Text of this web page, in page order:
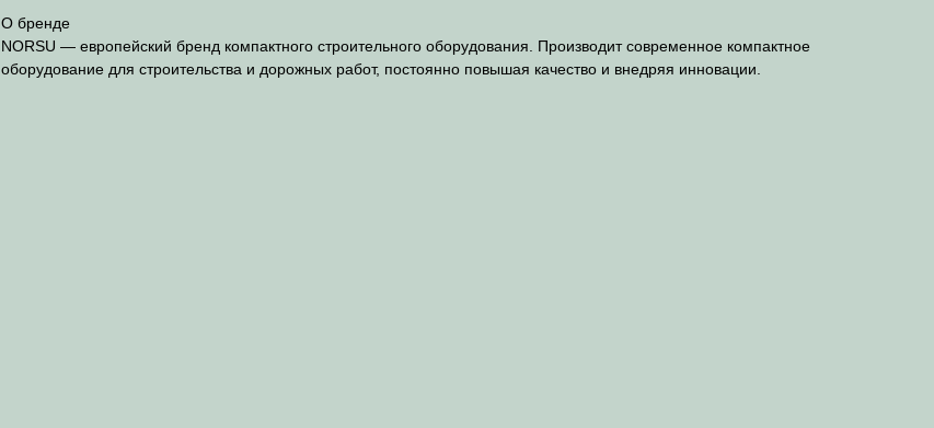
О бренде
NORSU — европейский бренд компактного строительного оборудования. Производит современное компактное
оборудование для строительства и дорожных работ, постоянно повышая качество и внедряя инновации.